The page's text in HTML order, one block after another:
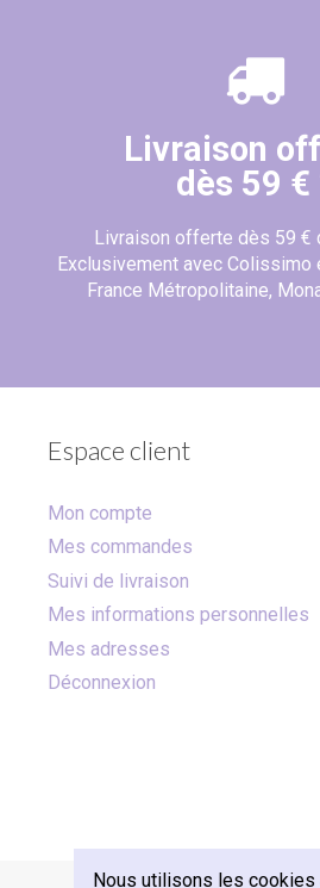
Livraison
dès 59 €
Livraison offerte dès 59 €
Exclusivement avec Colissimo
France Métropolitaine,
Espace client
Mon compte
Mes commandes
Suivi de livraison
Mes informations personnelles
Mes adresses
Déconnexion
Nous utilisons les